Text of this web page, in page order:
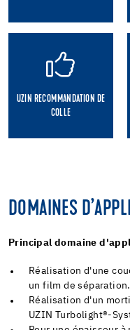
UZIN RECOMMANDATION DE
COLLE
DOMAINES
Principal domaine
Réalisation d'une
un film de séparation.
Réalisation d'un
UZIN Turbolight®-